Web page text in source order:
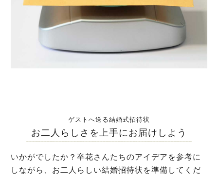
ゲストへ送る結婚式招待状
お二人らしさを上手にお届けしよう
いかがでしたか？卒花さんたちのアイデアを参考に
しながら、お二人らしい結婚招待状を準備してくだ